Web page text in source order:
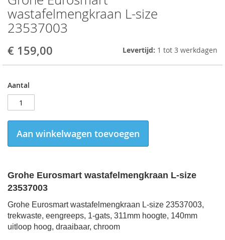
wastafelmengkraan L-size
23537003
€ 159,00 Levertijd: 1 tot 3 werkdagen
Aantal
Aan winkelwagen toevoegen
Grohe Eurosmart wastafelmengkraan L-size
23537003
Grohe Eurosmart wastafelmengkraan L-size 23537003,
trekwaste, eengreeps, 1-gats, 311mm hoogte, 140mm
uitloop hoog, draaibaar, chroom
to
the
beginning
the
images
gallery